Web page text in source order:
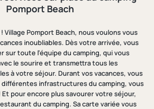
Pomport Beach
Village Pomport Beach, nous voulons vous
inoubliables. Dès votre arrivée, vous
sur toute l’équipe du camping, qui vous
le sourire et transmettra tous les
à votre séjour. Durant vos vacances, vous
infrastructures du camping, vous
pour encore plus savourer votre séjour,
du camping. Sa carte variée vous